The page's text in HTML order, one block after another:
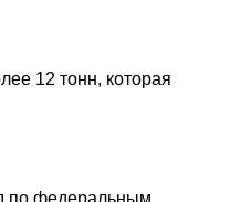
12 тонн, которая
по федеральным